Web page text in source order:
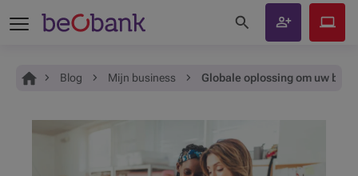
Je bent hier:
Home Blog Mijn business Globale oplossing om uw